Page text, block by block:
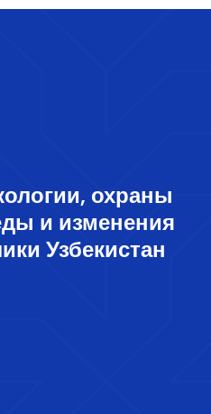
охраны
и изменения
Узбекистан